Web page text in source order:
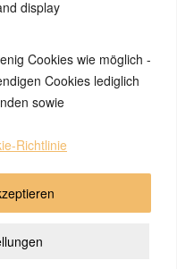
display
Cookies wie möglich -
Cookies lediglich
sowie
Richtlinie
nicolasbarro.de.
biologischen